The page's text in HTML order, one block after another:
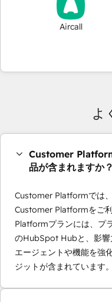
Aircall
よ
Customer
品が含まれますか？
Customer Platformでは
Customer Platformをご
Platformプランには、プ
のHubSpot Hubと、影響
エージェントや機能を強
ジットが含まれています。